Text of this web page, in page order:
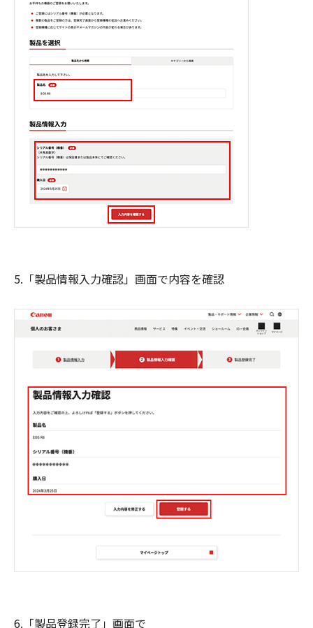
5.「製品情報入力確認」画面で内容を確認
6.「製品登録完了」画面で